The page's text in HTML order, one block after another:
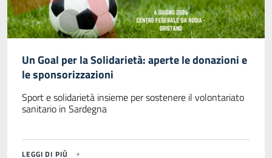
Un Goal per la Solidarietà: aperte le donazioni e
le sponsorizzazioni
Sport e solidarietà insieme per sostenere il volontariato
sanitario in Sardegna
LEGGI DI PIÙ